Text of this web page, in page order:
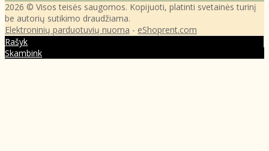
2026 © Visos teisės saugomos. Kopijuoti, platinti svetainės turinį
be autorių sutikimo draudžiama.
Elektroninių parduotuvių nuoma - eShoprent.com
Rašyk
Skambink